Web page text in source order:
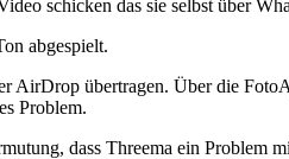
schicken das sie selbst über
abgespielt.
AirDrop übertragen. Über die
Problem.
dass Threema ein Problem